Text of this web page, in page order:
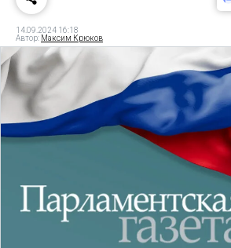
14.09.2024 16:18
Автор: Максим Крюков